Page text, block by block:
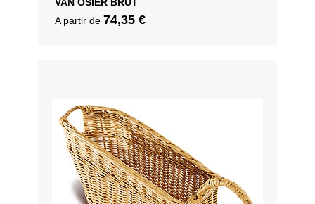
VAN OSIER BRUT
A partir de 74,35 €